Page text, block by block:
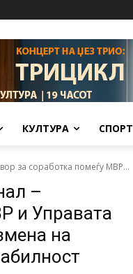
КУЛТУРА СПОРТ
за соработка помеѓу МВР...
–
и Управата
на